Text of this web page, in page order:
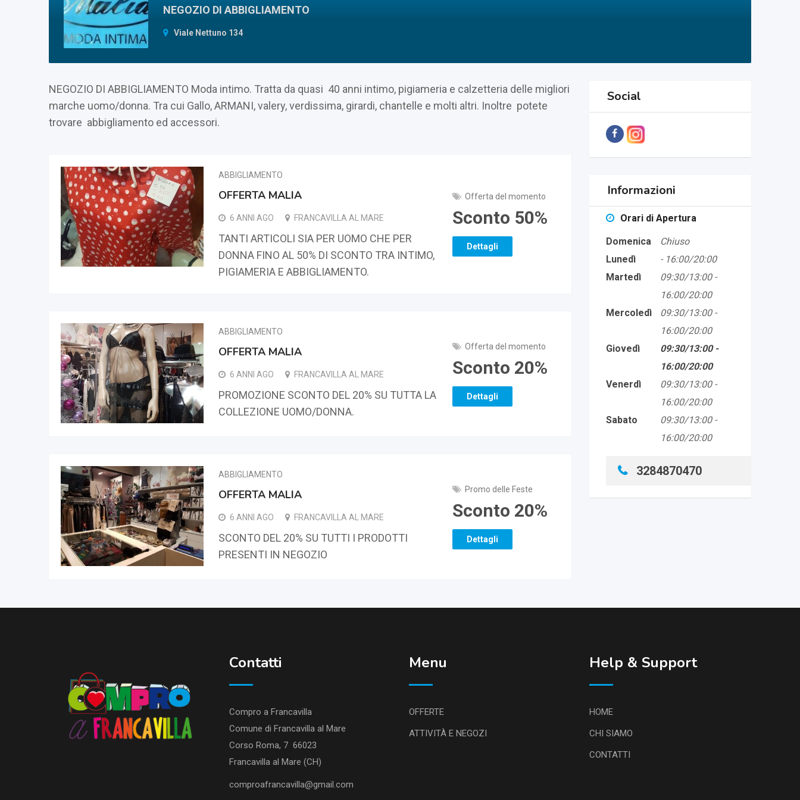
NEGOZIO DI ABBIGLIAMENTO
Viale Nettuno 134
NEGOZIO DI ABBIGLIAMENTO Moda intimo. Tratta da quasi 40 anni intimo, pigiameria e calzetteria delle migliori
marche uomo/donna. Tra cui Gallo, ARMANI, valery, verdissima, girardi, chantelle e molti altri. Inoltre potete
trovare abbigliamento ed accessori.
ABBIGLIAMENTO
OFFERTA MALIA
6 ANNI AGO FRANCAVILLA AL MARE
TANTI ARTICOLI SIA PER UOMO CHE PER
DONNA FINO AL 50% DI SCONTO TRA INTIMO,
PIGIAMERIA E ABBIGLIAMENTO.
Offerta del momento
50
Dettagli
ABBIGLIAMENTO
OFFERTA MALIA
6 ANNI AGO FRANCAVILLA AL MARE
PROMOZIONE SCONTO DEL 20% SU TUTTA LA
COLLEZIONE UOMO/DONNA.
Offerta del momento
20
Dettagli
ABBIGLIAMENTO
OFFERTA MALIA
6 ANNI AGO FRANCAVILLA AL MARE
SCONTO DEL 20% SU TUTTI I PRODOTTI
PRESENTI IN NEGOZIO
Promo delle Feste
20
Dettagli
Social
Informazioni
Orari di Apertura
Domenica
Chiuso
Lunedì
- 16:00/20:00
Martedì
09:30/13:00 -
16:00/20:00
Mercoledì
09:30/13:00 -
16:00/20:00
Giovedì
09:30/13:00 -
16:00/20:00
Venerdì
09:30/13:00 -
16:00/20:00
Sabato
09:30/13:00 -
16:00/20:00
3284870470
Contatti
Compro a Francavilla
Comune di Francavilla al Mare
Corso Roma, 7 66023
Francavilla al Mare (CH)
comproafrancavilla@gmail.com
Menu
OFFERTE
ATTIVITÀ E NEGOZI
Help & Support
HOME
CHI SIAMO
CONTATTI